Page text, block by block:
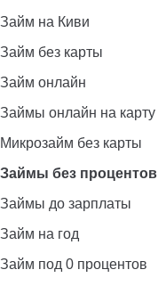
Займ на Киви
Займ без карты
Займ онлайн
Займы онлайн на карту
Микрозайм без карты
Займы без процентов
Займы до зарплаты
Займ на год
Займ под 0 процентов